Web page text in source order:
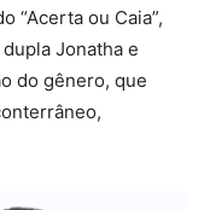
“Acerta ou Caia”,
Jonatha e
do gênero, que